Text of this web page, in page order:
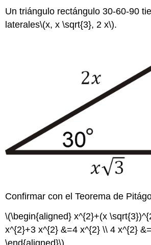
Un triángulo rectángulo 30-60-90
laterales\(x, x \sqrt{3}, 2 x\).
Confirmar con el Teorema de
\(\begin{aligned} x^{2}+(x
x^{2}+3 x^{2} &=4 x^{2} \\ 4 x^{2}
\end{aligned}\)